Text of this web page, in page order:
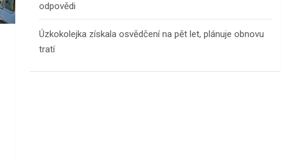
odpovědi
Úzkokolejka získala osvědčení na pět let, plánuje obnovu
tratí